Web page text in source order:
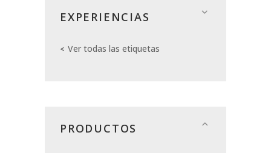
EXPERIENCIAS
Ver todas las etiquetas
PRODUCTOS